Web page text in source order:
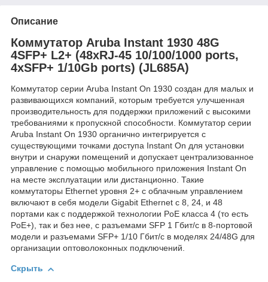
Описание
Коммутатор Aruba Instant 1930 48G
4SFP+ L2+ (48xRJ-45 10/100/1000 ports,
4xSFP+ 1/10Gb ports) (JL685A)
Коммутатор серии Aruba Instant On 1930 создан для малых и
развивающихся компаний, которым требуется улучшенная
производительность для поддержки приложений с высокими
требованиями к пропускной способности. Коммутатор серии
Aruba Instant On 1930 органично интегрируется с
существующими точками доступа Instant On для установки
внутри и снаружи помещений и допускает централизованное
управление с помощью мобильного приложения Instant On
на месте эксплуатации или дистанционно. Такие
коммутаторы Ethernet уровня 2+ с облачным управлением
включают в себя модели Gigabit Ethernet с 8, 24, и 48
портами как с поддержкой технологии PoE класса 4 (то есть
PoE+), так и без нее, с разъемами SFP 1 Гбит/с в 8-портовой
модели и разъемами SFP+ 1/10 Гбит/с в моделях 24/48G для
организации оптоволоконных подключений.
Скрыть